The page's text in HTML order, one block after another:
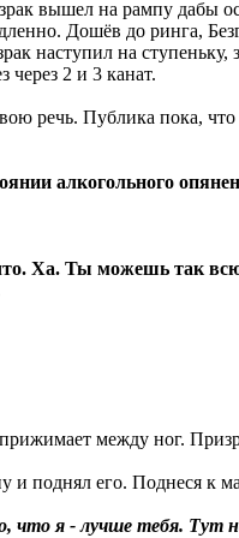
вышел на рампу дабы
Дошёв до ринга,
наступил на ступеньку,
2 и 3 канат.
речь. Публика пока,
алкогольного
Ха. Ты можешь так
между ног.
и поднял его. Поднеся к
что я - лучше тебя. Тут